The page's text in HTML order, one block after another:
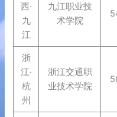
西·
九
江
九江职业技
术学院
浙
江·
杭
州
浙江交通职
业技术学院